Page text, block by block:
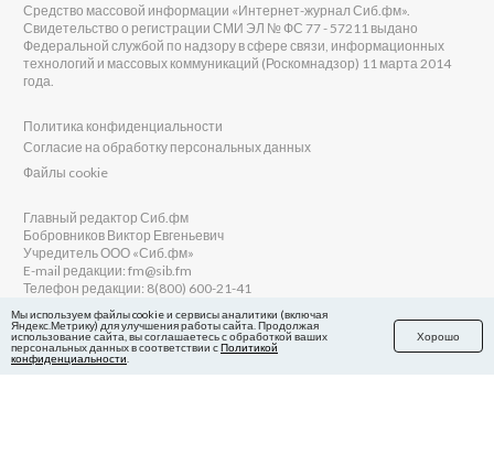
Средство массовой информации «Интернет-журнал Сиб.фм».
Свидетельство о регистрации СМИ ЭЛ № ФС 77 - 57211 выдано
Федеральной службой по надзору в сфере связи, информационных
технологий и массовых коммуникаций (Роскомнадзор) 11 марта 2014
года.
Политика конфиденциальности
Согласие на обработку персональных данных
Файлы cookie
Главный редактор Сиб.фм
Бобровников Виктор Евгеньевич
Учредитель ООО «Сиб.фм»
E-mail редакции: fm@sib.fm
Телефон редакции: 8(800) 600-21-41
Сайт разработан и поддерживается Технодзен
Мы используем файлы cookie и сервисы аналитики (включая
Яндекс.Метрику) для улучшения работы сайта. Продолжая
использование сайта, вы соглашаетесь с обработкой ваших
персональных данных в соответствии сПолитикой
конфиденциальности
Хорошо